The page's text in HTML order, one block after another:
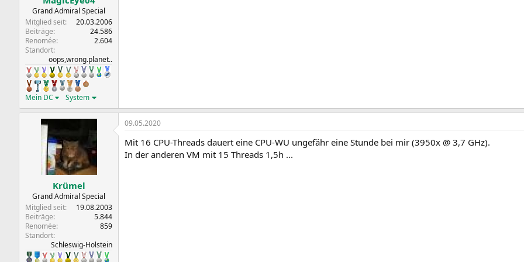
Grand Admiral Special
Mitglied seit
20.03.2006
Beiträge
24.586
Renomée
2.604
Standort
oops,wrong.planet..
Mein DC System
Krümel
Grand Admiral Special
Mitglied seit
19.08.2003
Beiträge
5.844
Renomée
859
Standort
Schleswig-Holstein
09.05.2020
Mit 16 CPU-Threads dauert eine CPU-WU ungefähr eine Stunde bei mir (3950x @ 3,7 GHz).
In der anderen VM mit 15 Threads 1,5h ...